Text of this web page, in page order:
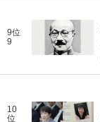
9位
9
10
位